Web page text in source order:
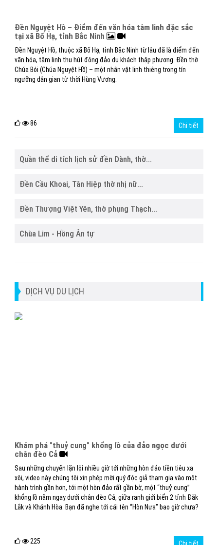
Đền Nguyệt Hồ – Điểm đến văn hóa tâm linh đặc sắc
tại xã Bố Hạ, tỉnh Bắc Ninh
Đền Nguyệt Hồ, thuộc xã Bố Hạ, tỉnh Bắc Ninh từ lâu đã là điểm đến
văn hóa, tâm linh thu hút đông đảo du khách thập phương. Đền thờ
Chúa Bói (Chúa Nguyệt Hồ) – một nhân vật linh thiêng trong tín
ngưỡng dân gian từ thời Hùng Vương.
86 Chi tiết
Quần thể di tích lịch sử đền Dành, thờ...
Đền Cầu Khoai, Tân Hiệp thờ nhị nữ...
Đền Thượng Việt Yên, thờ phụng Thạch...
Chùa Lim - Hồng Ân tự
DỊCH VỤ DU LỊCH
Khám phá "thuỷ cung" khổng lồ của đảo ngọc dưới
chân đèo Cả
Sau những chuyến lặn lội nhiều giờ tới những hòn đảo tiền tiêu xa
xôi, video này chúng tôi xin phép mời quý độc giả tham gia vào một
hành trình gần hơn, tới một hòn đảo rất gần bờ, một “thuỷ cung”
khổng lồ nằm ngay dưới chân đèo Cả, giữa ranh giới biển 2 tỉnh Đắk
Lắk và Khánh Hòa. Bạn đã nghe tới cái tên “Hòn Nưa” bao giờ chưa?
225